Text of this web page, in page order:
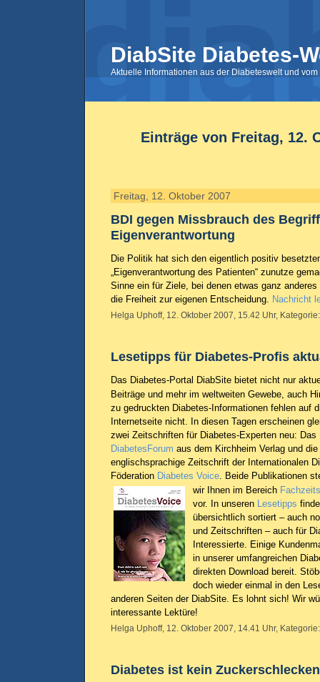
DiabSite Diabetes-
Aktuelle Informationen aus der Diabeteswelt und
Einträge von Freitag, 12.
Freitag, 12. Oktober 2007
BDI gegen Missbrauch des
Eigenverantwortung
Die Politik hat sich den eigentlich positiv
„Eigenverantwortung des Patienten“ zunutze
Sinne ein für Ziele, bei denen etwas ganz
die Freiheit zur eigenen Entscheidung. Nachricht
Helga Uphoff, 12. Oktober 2007, 15.42 Uhr,
Lesetipps für Diabetes-Profis
Das Diabetes-Portal DiabSite bietet nicht nur
Beiträge und mehr im weltweiten Gewebe, auch
zu gedruckten Diabetes-Informationen fehlen auf
Internetseite nicht. In diesen Tagen erscheinen
zwei Zeitschriften für Diabetes-Experten neu: Das
DiabetesForum aus dem Kirchheim Verlag und die
englischsprachige Zeitschrift der Internationalen
Föderation Diabetes Voice. Beide Publikationen
wir Ihnen im Bereich
vor. In unseren Lesetipps
übersichtlich sortiert – auch
und Zeitschriften – auch für
Interessierte. Einige
in unserer umfangreichen
direkten Download bereit.
doch wieder einmal in den
anderen Seiten der DiabSite. Es lohnt sich! Wir
interessante Lektüre!
Helga Uphoff, 12. Oktober 2007, 14.41 Uhr,
Diabetes ist kein